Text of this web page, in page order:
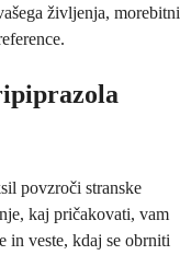
življenja, morebitni
povzroči stranske
kaj pričakovati, vam
in veste, kdaj se obrniti